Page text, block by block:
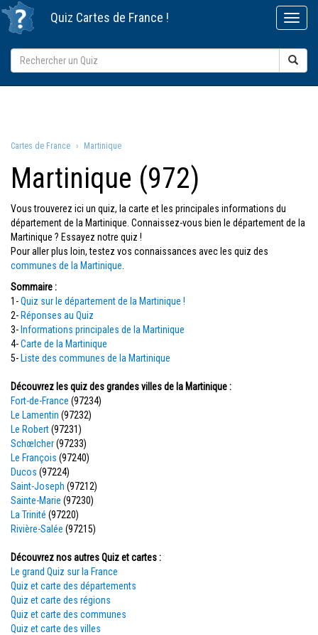
Quiz Cartes de France !
Cartes de France Martinique
Martinique (972)
Vous trouverez ici un quiz, la carte et les principales informations du
département de la Martinique. Connaissez-vous bien le département de la
Martinique ? Essayez notre quiz !
Pour aller plus loin, testez vos connaissances avec les quiz des
communes de la Martinique
Sommaire :
1-Quiz sur le département de la Martinique !
2- Réponses au Quiz
3- Informations principales de la Martinique
4-Carte de la Martinique
5- Liste des communes de la Martinique
Découvrez les quiz des grandes villes de la Martinique :
Fort-de-France (97234)
Le Lamentin (97232)
Le Robert(97231)
Schœlcher(97233)
Le François (97240)
Ducos (97224)
Saint-Joseph (97212)
Sainte-Marie (97230)
La Trinité (97220)
Rivière-Salée (97215)
Découvrez nos autres Quiz et cartes :
Le grand Quiz sur la France
Quiz et carte des départements
Quiz et carte des régions
Quiz et carte des communes
Quiz et carte des villes